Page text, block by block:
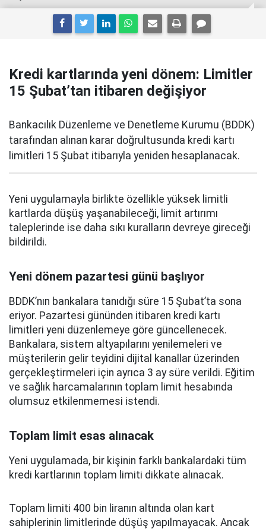
Kredi kartlarında yeni dönem: Limitler
15 Şubat’tan itibaren değişiyor
Bankacılık Düzenleme ve Denetleme Kurumu (BDDK)
tarafından alınan karar doğrultusunda kredi kartı
limitleri 15 Şubat itibarıyla yeniden hesaplanacak.
Yeni uygulamayla birlikte özellikle yüksek limitli
kartlarda düşüş yaşanabileceği, limit artırımı
taleplerinde ise daha sıkı kuralların devreye gireceği
bildirildi.
Yeni dönem pazartesi günü başlıyor
BDDK’nın bankalara tanıdığı süre 15 Şubat’ta sona
eriyor. Pazartesi gününden itibaren kredi kartı
limitleri yeni düzenlemeye göre güncellenecek.
Bankalara, sistem altyapılarını yenilemeleri ve
müşterilerin gelir teyidini dijital kanallar üzerinden
gerçekleştirmeleri için ayrıca 3 ay süre verildi. Eğitim
ve sağlık harcamalarının toplam limit hesabında
olumsuz etkilenmemesi istendi.
Toplam limit esas alınacak
Yeni uygulamada, bir kişinin farklı bankalardaki tüm
kredi kartlarının toplam limiti dikkate alınacak.
Toplam limiti 400 bin liranın altında olan kart
sahiplerinin limitlerinde düşüş yapılmayacak. Ancak